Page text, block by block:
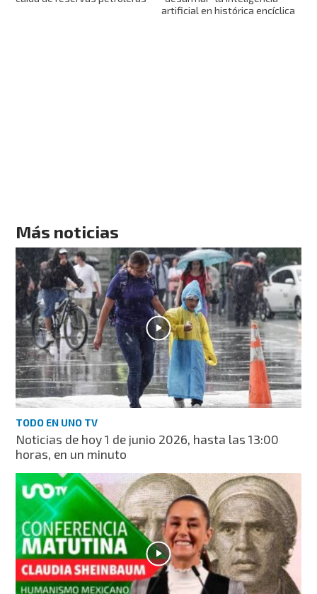
artificial en histórica encíclica
Más noticias
TODO EN UNO TV
Noticias de hoy 1 de junio 2026, hasta las 13:00
horas, en un minuto